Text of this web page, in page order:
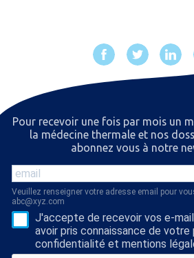
Pour recevoir une fois par mois un
la médecine thermale et nos
abonnez vous à notre
Veuillez renseigner votre adresse email pour
abc@xyz.com
J'accepte de recevoir vos e-
avoir pris connaissance de votre
confidentialité et mentions